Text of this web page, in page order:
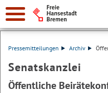
Suche:
Pressemitteilungen Archiv
Senatskanzlei
Öffentliche